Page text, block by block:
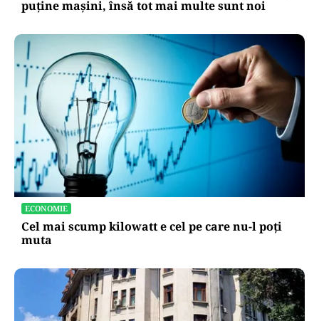
puține mașini, însă tot mai multe sunt noi
ECONOMIE
Cel mai scump kilowatt e cel pe care nu-l poți
muta